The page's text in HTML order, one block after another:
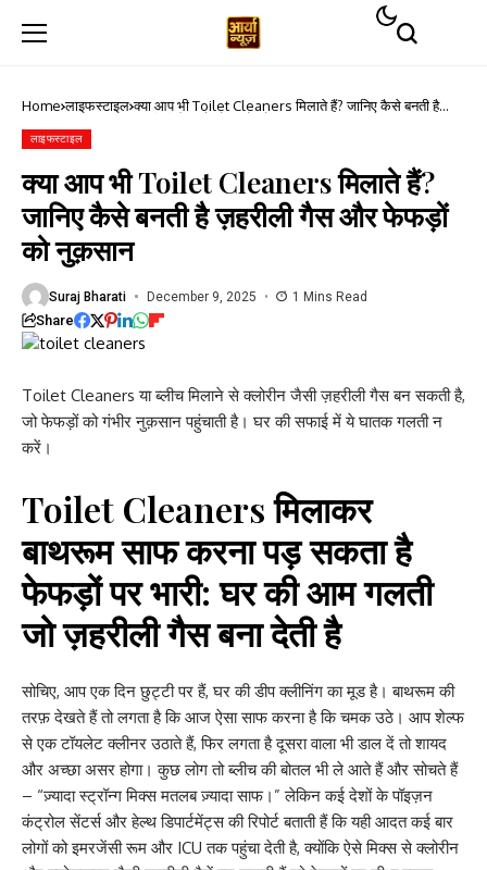
Home लाइफस्टाइल क्या आप भी Toilet Cleaners मिलाते हैं? जानिए कैसे बनती है
लाइफस्टाइल
क्या आप भी Toilet Cleaners मिलाते हैं?
जानिए कैसे बनती है ज़हरीली गैस और फेफड़ों
को नुक़सान
Suraj Bharati December 9, 2025 1 Mins Read
Share
Toilet Cleaners या ब्लीच मिलाने से क्लोरीन जैसी ज़हरीली गैस बन सकती है,
जो फेफड़ों को गंभीर नुक़सान पहुंचाती है। घर की सफाई में ये घातक गलती न
करें।
Toilet Cleaners मिलाकर
बाथरूम साफ करना पड़ सकता है
फेफड़ों पर भारी: घर की आम गलती
जो ज़हरीली गैस बना देती है
सोचिए, आप एक दिन छुट्टी पर हैं, घर की डीप क्लीनिंग का मूड है। बाथरूम की
तरफ़ देखते हैं तो लगता है कि आज ऐसा साफ करना है कि चमक उठे। आप शेल्फ
से एक टॉयलेट क्लीनर उठाते हैं, फिर लगता है दूसरा वाला भी डाल दें तो शायद
और अच्छा असर होगा। कुछ लोग तो ब्लीच की बोतल भी ले आते हैं और सोचते हैं
– “ज़्यादा स्ट्रॉन्ग मिक्स मतलब ज़्यादा साफ।” लेकिन कई देशों के पॉइज़न
कंट्रोल सेंटर्स और हेल्थ डिपार्टमेंट्स की रिपोर्ट बताती हैं कि यही आदत कई बार
लोगों को इमरजेंसी रूम और ICU तक पहुंचा देती है, क्योंकि ऐसे मिक्स से क्लोरीन